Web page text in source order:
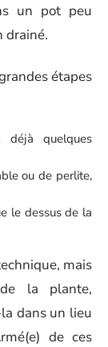
un pot peu
drainé.
étapes
quelques
ou de perlite,
le dessus de la
mais
la plante,
dans un lieu
de ces